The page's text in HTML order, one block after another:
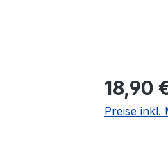
Regulärer
18,90
Preise inkl.